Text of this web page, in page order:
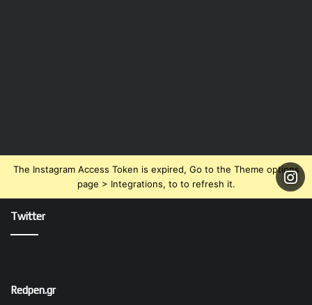
The Instagram Access Token is expired, Go to the Theme options
page > Integrations, to to refresh it.
Twitter
Redpen.gr